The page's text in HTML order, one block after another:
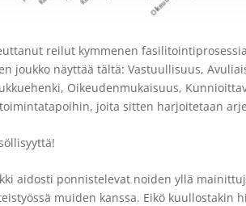
reilut kymmenen
joukko näyttää tältä: Vastuullisuus,
Oikeudenmukaisuus,
joita sitten harjoitetaan
aidosti ponnistelevat noiden yllä
muiden kanssa. Eikö kuullostakin